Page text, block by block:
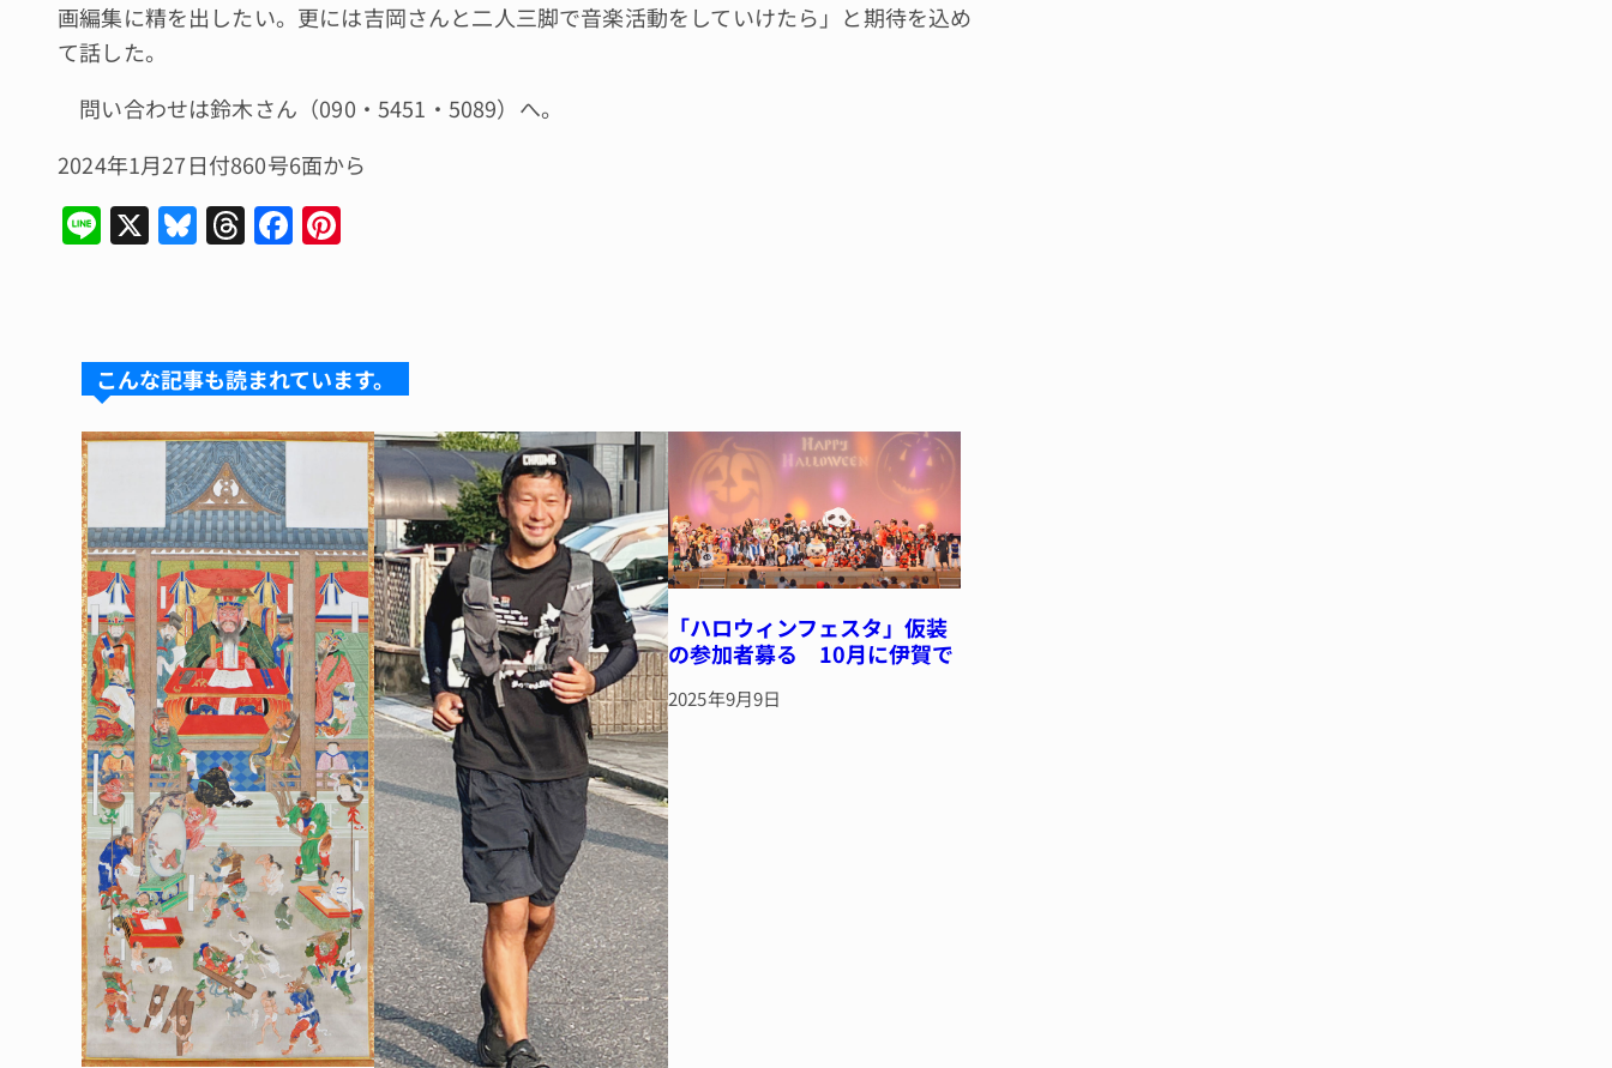
画編集に精を出したい。更には吉岡さんと二人三脚で音楽活動をしていけたら」と期待を込め
て話した。
問い合わせは鈴木さん（090・5451・5089）へ。
2024年1月27日付860号6面から
Li X Bl
k
y
T
d
s
F
b
o
o
st
こんな記事も読まれています。
「ハロウィンフェスタ」仮装
の参加者募る 10月に伊賀で
2025年9月9日